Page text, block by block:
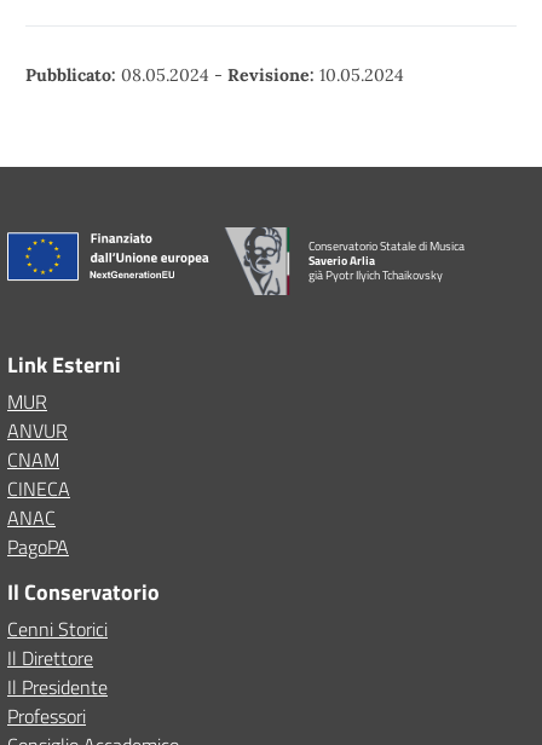
Pubblicato: 08.05.2024 - Revisione: 10.05.2024
Conservatorio Statale di Musica
Saverio Arlia
già Pyotr Ilyich Tchaikovsky
Link Esterni
MUR
ANVUR
CNAM
CINECA
ANAC
PagoPA
Il Conservatorio
Cenni Storici
Il Direttore
Il Presidente
Professori